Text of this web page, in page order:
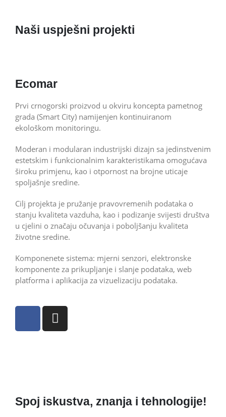
Naši uspješni projekti
Ecomar
Prvi crnogorski proizvod u okviru koncepta pametnog
grada (Smart City) namijenjen kontinuiranom
ekološkom monitoringu.
Moderan i modularan industrijski dizajn sa jedinstvenim
estetskim i funkcionalnim karakteristikama omogućava
široku primjenu, kao i otpornost na brojne uticaje
spoljašnje sredine.
Cilj projekta je pružanje pravovremenih podataka o
stanju kvaliteta vazduha, kao i podizanje svijesti društva
u cjelini o značaju očuvanja i poboljšanju kvaliteta
životne sredine.
Komponenete sistema: mjerni senzori, elektronske
komponente za prikupljanje i slanje podataka, web
platforma i aplikacija za vizuelizaciju podataka.
Spoj iskustva, znanja i tehnologije!